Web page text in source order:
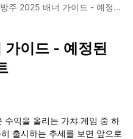
주 2025 배너 가이드 - 예정된
이드 - 예정된
수익을 올리는 가챠 게임 중 하
출시하는 추세를 보면 앞으로